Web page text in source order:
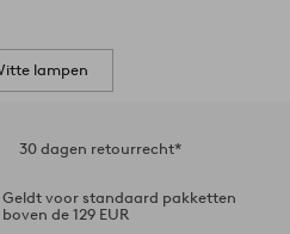
lampen
30 dagen retourrecht*
Geldt voor standaard pakketten
boven de 129 EUR